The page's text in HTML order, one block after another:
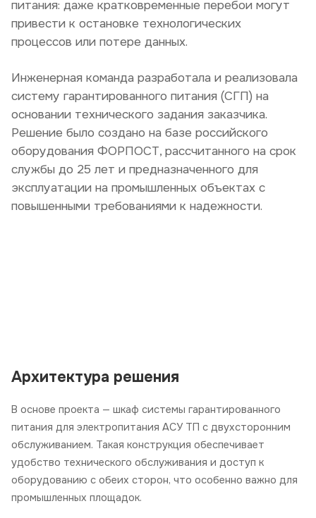
питания: даже кратковременные перебои могут
привести к остановке технологических
процессов или потере данных.
Инженерная команда разработала и реализовала
систему гарантированного питания (СГП) на
основании технического задания заказчика.
Решение было создано на базе российского
оборудования ФОРПОСТ, рассчитанного на срок
службы до 25 лет и предназначенного для
эксплуатации на промышленных объектах с
повышенными требованиями к надежности.
Архитектура решения
В основе проекта — шкаф системы гарантированного
питания для электропитания АСУ ТП с двухсторонним
обслуживанием. Такая конструкция обеспечивает
удобство технического обслуживания и доступ к
оборудованию с обеих сторон, что особенно важно для
промышленных площадок.